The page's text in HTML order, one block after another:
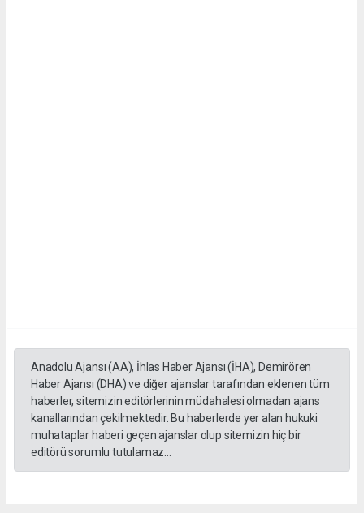
Anadolu Ajansı (AA), İhlas Haber Ajansı (İHA), Demirören
Haber Ajansı (DHA) ve diğer ajanslar tarafından eklenen tüm
haberler, sitemizin editörlerinin müdahalesi olmadan ajans
kanallarından çekilmektedir. Bu haberlerde yer alan hukuki
muhataplar haberi geçen ajanslar olup sitemizin hiç bir
editörü sorumlu tutulamaz...